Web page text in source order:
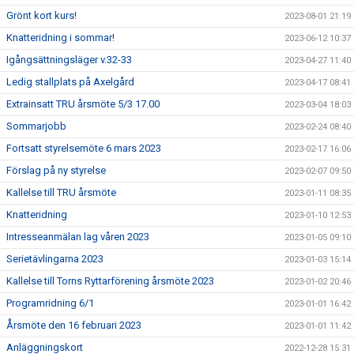
Grönt kort kurs! 2023-08-01 21:19
Knatteridning i sommar! 2023-06-12 10:37
Igångsättningsläger v.32-33 2023-04-27 11:40
Ledig stallplats på Axelgård 2023-04-17 08:41
Extrainsatt TRU årsmöte 5/3 17.00 2023-03-04 18:03
Sommarjobb 2023-02-24 08:40
Fortsatt styrelsemöte 6 mars 2023 2023-02-17 16:06
Förslag på ny styrelse 2023-02-07 09:50
Kallelse till TRU årsmöte 2023-01-11 08:35
Knatteridning 2023-01-10 12:53
Intresseanmälan lag våren 2023 2023-01-05 09:10
Serietävlingarna 2023 2023-01-03 15:14
Kallelse till Torns Ryttarförening årsmöte 2023 2023-01-02 20:46
Programridning 6/1 2023-01-01 16:42
Årsmöte den 16 februari 2023 2023-01-01 11:42
Anläggningskort 2022-12-28 15:31